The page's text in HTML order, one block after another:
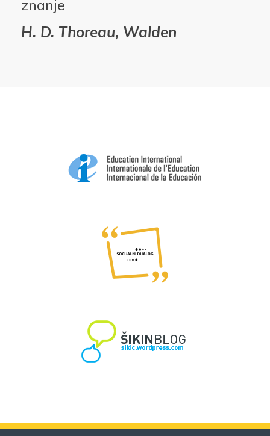
znanje
H. D. Thoreau, Walden